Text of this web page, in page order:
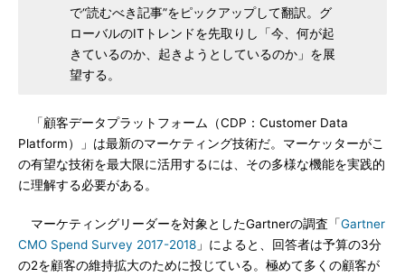
で“読むべき記事”をピックアップして翻訳。グ
ローバルのITトレンドを先取りし「今、何が起
きているのか、起きようとしているのか」を展
望する。
「顧客データプラットフォーム（CDP：Customer Data
Platform）」は最新のマーケティング技術だ。マーケッターがこ
の有望な技術を最大限に活用するには、その多様な機能を実践的
に理解する必要がある。
マーケティングリーダーを対象としたGartnerの調査「Gartner
CMO Spend Survey 2017-2018 」によると、回答者は予算の3分
の2を顧客の維持拡大のために投じている。極めて多くの顧客が